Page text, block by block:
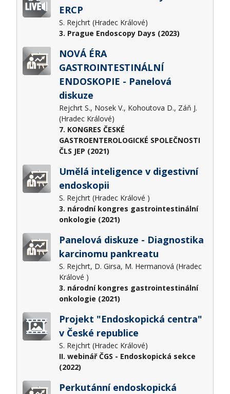
ERCP
S. Rejchrt (Hradec Králové)
3. Prague Endoscopy Days (2023)
NOVÁ ÉRA
GASTROINTESTINÁLNÍ
ENDOSKOPIE - Panelová
diskuze
Rejchrt S., Nosek V., Kohoutova D., Záň J.
(Hradec Králové)
7. KONGRES ČESKÉ
GASTROENTEROLOGICKÉ SPOLEČNOSTI
ČLS JEP (2021)
Umělá inteligence v digestivní
endoskopii
S. Rejchrt (Hradec Králové )
3. národní kongres gastrointestinální
onkologie (2021)
Panelová diskuze - Diagnostika
karcinomu pankreatu
S. Rejchrt, D. Girsa, M. Hermanová (Hradec
Králové )
3. národní kongres gastrointestinální
onkologie (2021)
Projekt "Endoskopická centra"
v České republice
S. Rejchrt (Hradec Králové)
II. webinář ČGS - Endoskopická sekce
(2022)
Perkutánní endoskopická